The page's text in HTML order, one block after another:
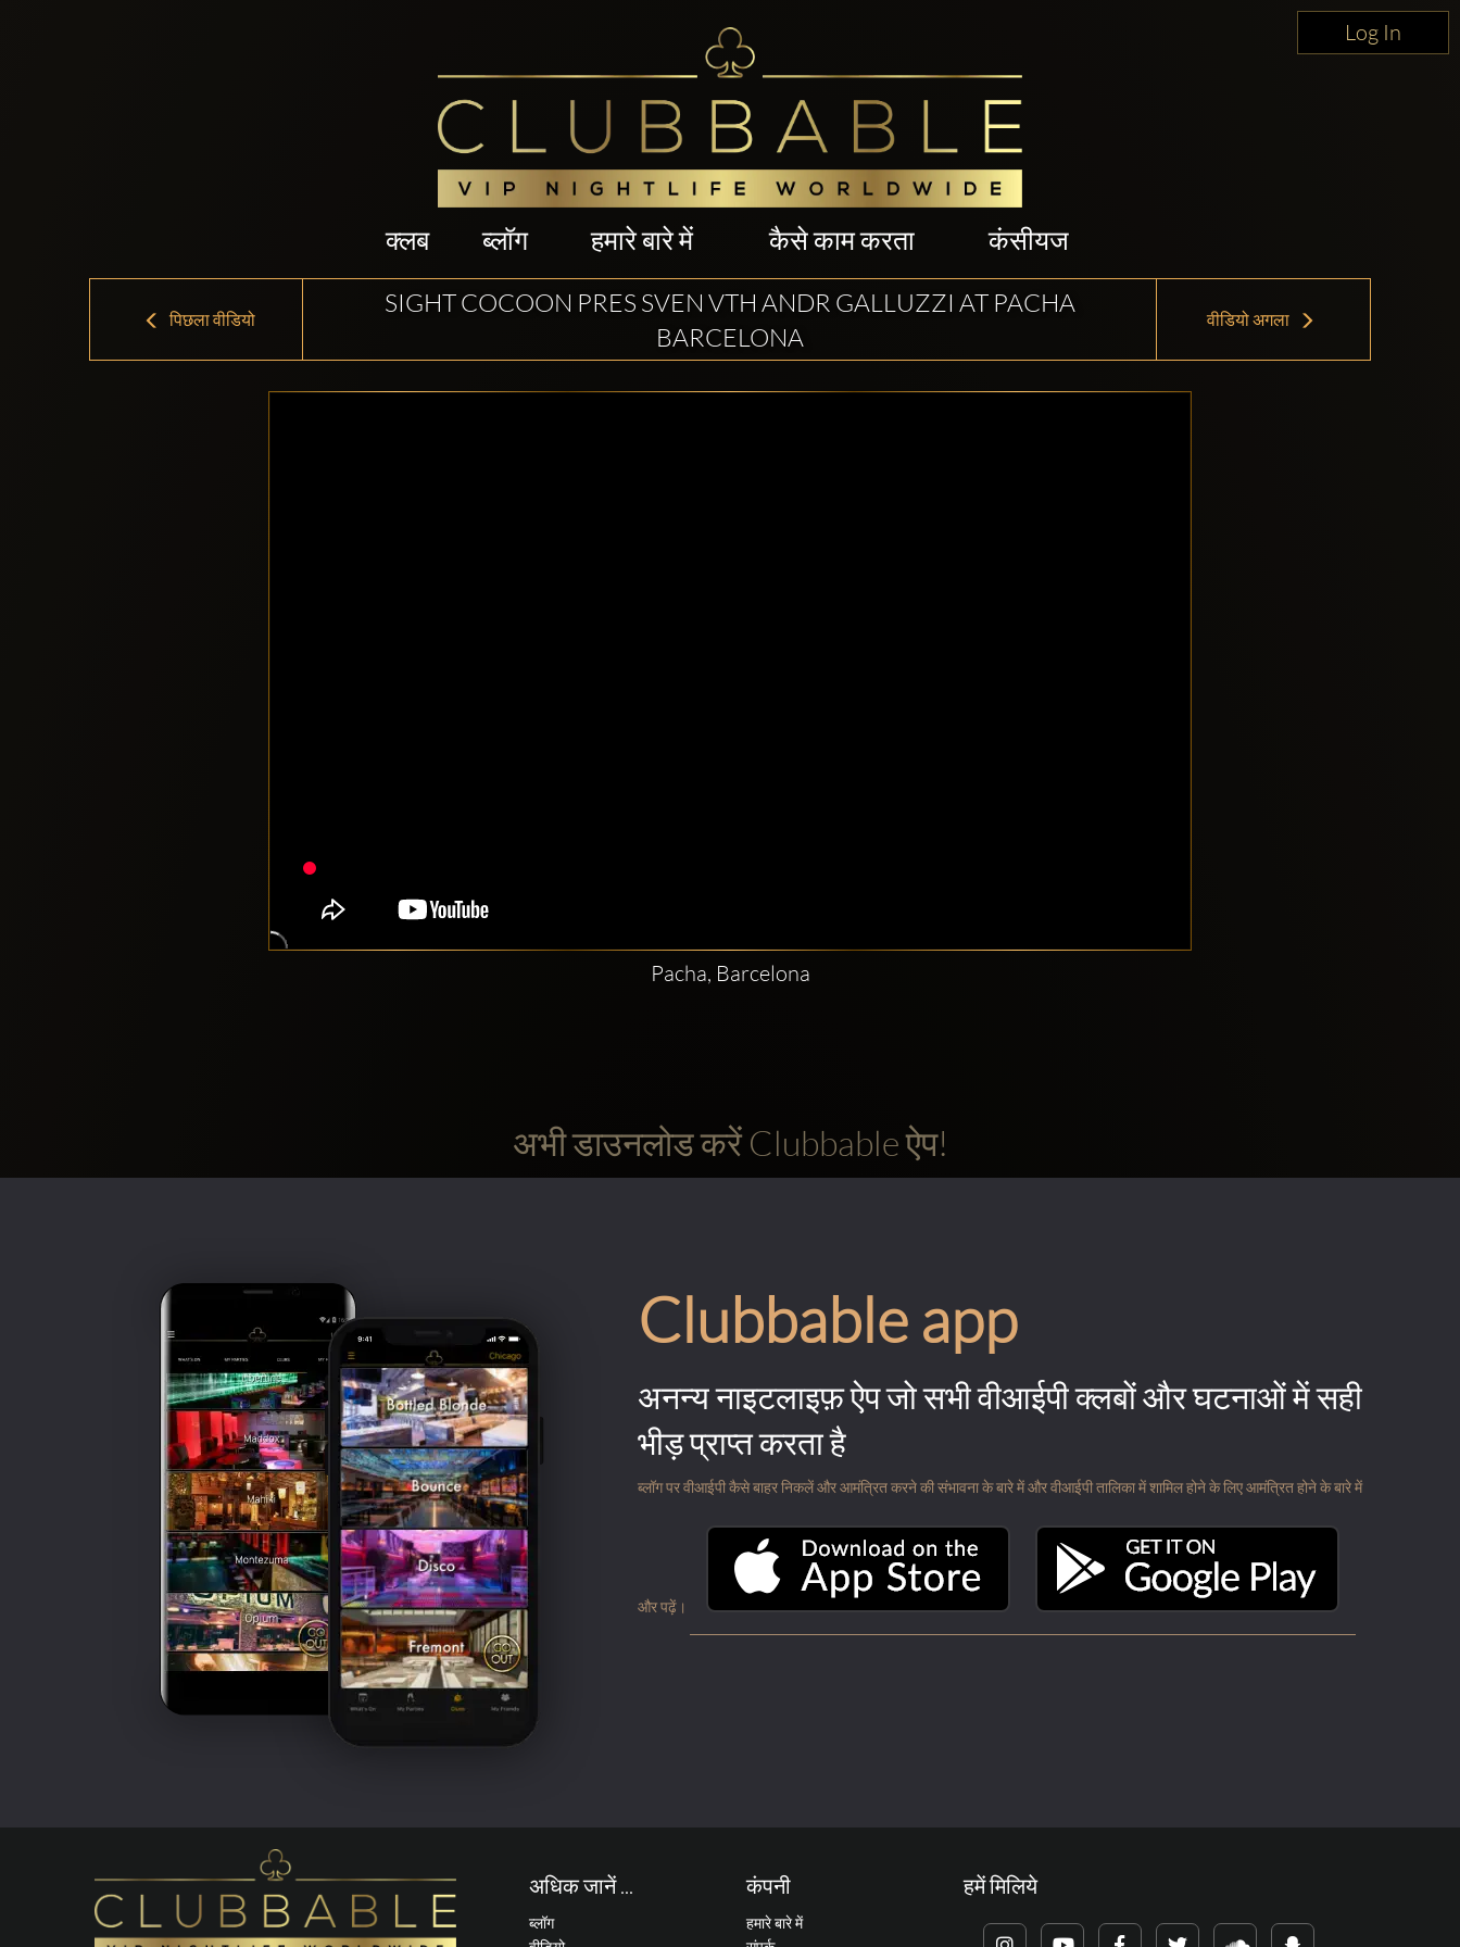
Log In
क्लब ब्लॉग हमारे बारे में कैसे काम करता कंसीयज
पिछला वीडियो
SIGHT COCOON PRES SVEN VTH ANDR GALLUZZI AT PACHA
BARCELONA
वीडियो अगला
Pacha, Barcelona
अभी डाउनलोड करें Clubbable ऐप!
Clubbable app
अनन्य नाइटलाइफ़ ऐप जो सभी वीआईपी क्लबों और घटनाओं में सही
भीड़ प्राप्त करता है
ब्लॉग पर वीआईपी कैसे बाहर निकलें और आमंत्रित करने की संभावना के बारे में और वीआईपी तालिका में शामिल होने के लिए आमंत्रित होने के बारे में
और पढ़ें।
अधिक जानें ...
ब्लॉग
कंपनी
हमारे बारे में
हमें मिलिये